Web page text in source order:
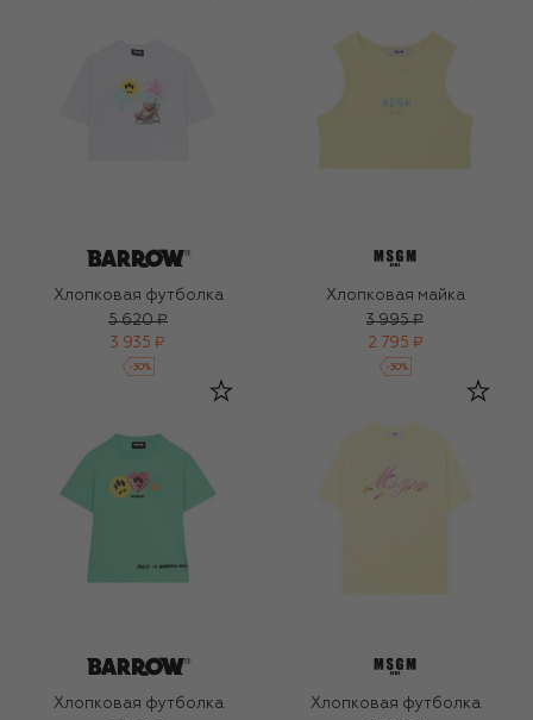
Хлопковая футболка
5 620 ₽
3 935 ₽
-30%
Хлопковая майка
3 995 ₽
2 795 ₽
-30%
Хлопковая футболка
Хлопковая футболка